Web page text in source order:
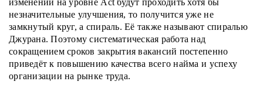
незначительные улучшения, то получится уже не
замкнутый круг, а спираль. Её также называют спиралью
Джурана. Поэтому систематическая работа над
сокращением сроков закрытия вакансий постепенно
приведёт к повышению качества всего найма и успеху
организации на рынке труда.